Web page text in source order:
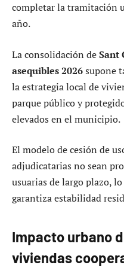
completar la tramitación
año.
La consolidación deSant
asequibles 2026supone
la estrategia local de
parque público y
elevados en el municipio.
El modelo de cesión de
adjudicatarias no sean
usuarias de largo plazo,
garantiza estabilidad
Impacto urbano
viviendas